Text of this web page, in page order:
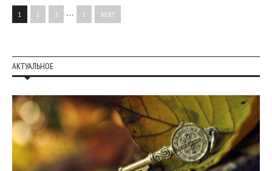
1 2 3 … 5 NEXT
АКТУАЛЬНОЕ